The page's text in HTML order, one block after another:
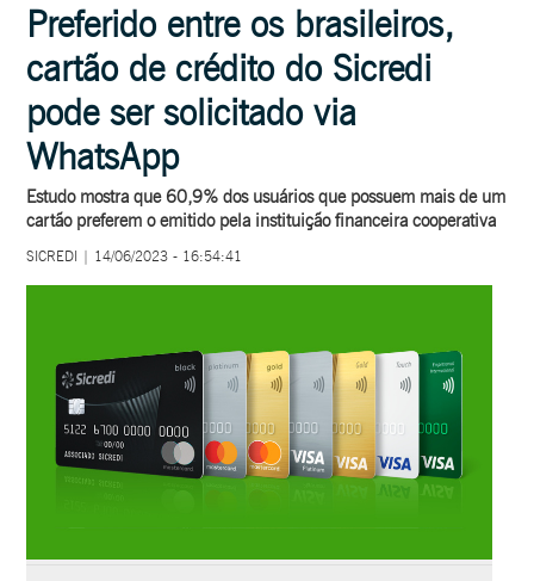
Preferido entre os brasileiros,
cartão de crédito do Sicredi
pode ser solicitado via
WhatsApp
Estudo mostra que 60,9% dos usuários que possuem mais de um
cartão preferem o emitido pela instituição financeira cooperativa
SICREDI | 14/06/2023 - 16:54:41